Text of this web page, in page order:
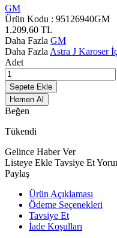
GM
Ürün Kodu : 95126940GM
1.209,60 TL
Daha Fazla GM
Daha Fazla Astra J Karoser
Adet
Sepete Ekle
Hemen Al
Beğen
Tükendi
Gelince Haber Ver
Listeye Ekle Tavsiye Et
Paylaş
Ürün Açıklaması
Ödeme Seçenekleri
Tavsiye Et
İade Koşulları